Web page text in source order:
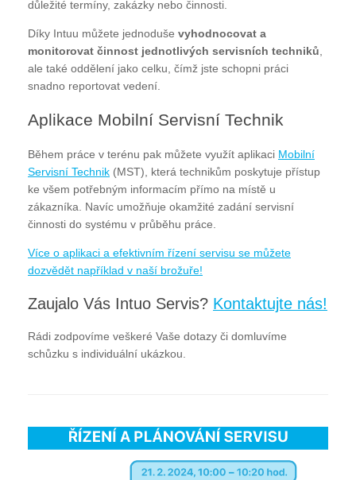
důležité termíny, zakázky nebo činnosti.
Díky Intuu můžete jednoduše vyhodnocovat a
monitorovat činnost jednotlivých servisních techniků
ale také oddělení jako celku, čímž jste schopni práci
snadno reportovat vedení.
Aplikace Mobilní Servisní Technik
Během práce v terénu pak můžete využít aplikaci Mobilní
Servisní Technik (MST), která technikům poskytuje přístup
ke všem potřebným informacím přímo na místě u
zákazníka. Navíc umožňuje okamžité zadání servisní
činnosti do systému v průběhu práce.
Více o aplikaci a efektivním řízení servisu se můžete
dozvědět například v naší brožuře!
Zaujalo Vás Intuo Servis? Kontaktujte nás!
Rádi zodpovíme veškeré Vaše dotazy či domluvíme
schůzku s individuální ukázkou.